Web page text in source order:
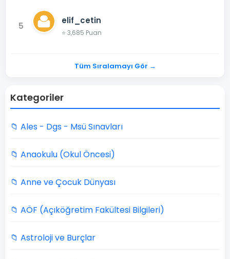
5 elif_cetin
⭐ 3,685 Puan
Tüm Sıralamayı Gör →
Kategoriler
📁 Ales - Dgs - Msü Sınavları
📁 Anaokulu (Okul Öncesi)
📁 Anne ve Çocuk Dünyası
📁 AÖF (Açıköğretim Fakültesi Bilgileri)
📁 Astroloji ve Burçlar